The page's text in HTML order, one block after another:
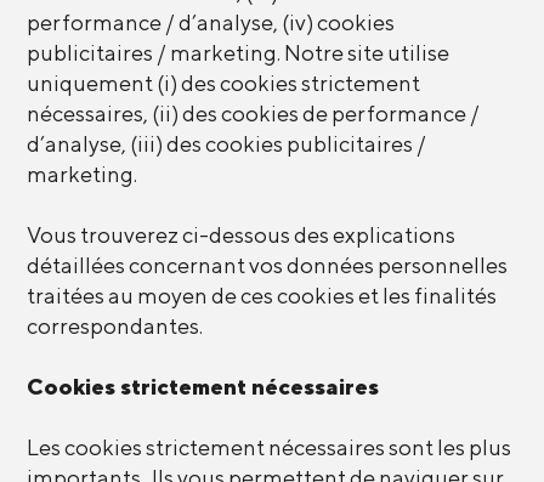
performance / d’analyse, (iv) cookies
publicitaires / marketing. Notre site utilise
uniquement (i) des cookies strictement
nécessaires, (ii) des cookies de performance /
d’analyse, (iii) des cookies publicitaires /
marketing.
Vous trouverez ci-dessous des explications
détaillées concernant vos données personnelles
traitées au moyen de ces cookies et les finalités
correspondantes.
Cookies strictement nécessaires
Les cookies strictement nécessaires sont les plus